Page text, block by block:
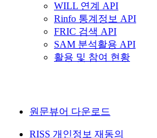
WILL 연계 API
Rinfo 통계정보 API
FRIC 검색 API
SAM 분석활용 API
활용 및 참여 현황
원문뷰어 다운로드
RISS 개인정보 재동의